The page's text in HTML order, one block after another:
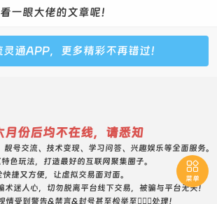
一眼大佬的文章呢！
通APP，更多精彩不再错过！

菜单
月份后均不在线，请悉知
号交流、技术变现、学习问答、兴趣娱乐等全面服务。
色玩法，打造最好的互联网聚集圈子。
捷又方便，让虚拟交易面对面。
迷人心，切勿脱离平台线下交易，被骗与平台无关！
受到警告&禁言&封号甚至检举至👮🏻‍♀️处理！